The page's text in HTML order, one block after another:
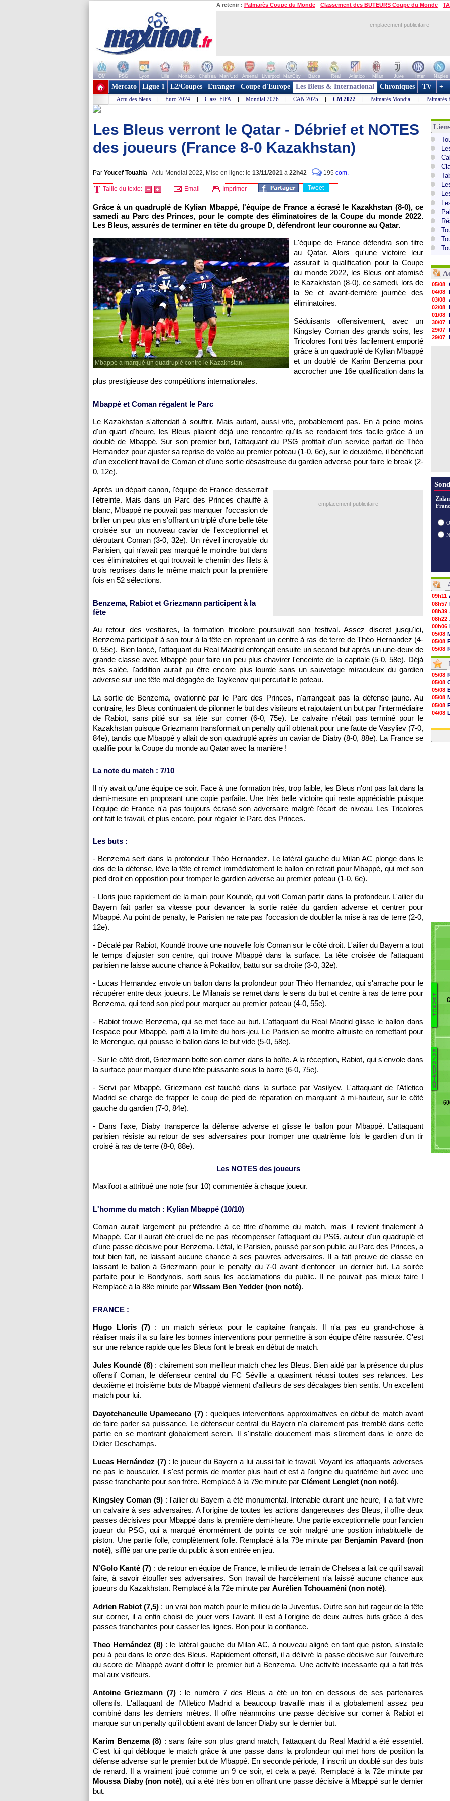
A retenir : Palmarès Coupe du Monde - Classement des BUTEURS Coupe du Monde -
emplacement publicitaire
OM PSG Lyon Lille Monaco Chelsea Man Utd Arsenal Liverpool ManCity Barca Real Atletico Milan Juve Inter Naples
+ de clubs
Mercato Ligue 1 L2/Coupes Etranger Coupe d'Europe Les Bleus & International Chroniques TV +
Actu des Bleus | Euro 2024 | Class. FIFA | Mondial 2026 | CAN 2025 | CM 2022 | Palmarès Mondial | Palmarès
Les Bleus verront le Qatar - Débrief et NOTES
des joueurs (France 8-0 Kazakhstan)
Par Youcef Touaitia -Actu Mondial 2022, Mise en ligne: le 13/11/2021 à 22h42 - 195 com.
Taille du texte: Email Imprimer Tweet
Grâce à un quadruplé de Kylian Mbappé, l'équipe de France a écrasé le Kazakhstan (8-0), ce
samedi au Parc des Princes, pour le compte des éliminatoires de la Coupe du monde 2022.
Les Bleus, assurés de terminer en tête du groupe D, défendront leur couronne au Qatar.
Mbappé a marqué un quadruplé contre le Kazakhstan.
L'équipe de France défendra son titre
au Qatar. Alors qu'une victoire leur
assurait la qualification pour la Coupe
du monde 2022, les Bleus ont atomisé
le Kazakhstan (8-0), ce samedi, lors de
la 9e et avant-dernière journée des
éliminatoires.
Séduisants offensivement, avec un
Kingsley Coman des grands soirs, les
Tricolores l'ont très facilement emporté
grâce à un quadruplé de Kylian Mbappé
et un doublé de Karim Benzema pour
accrocher une 16e qualification dans la
plus prestigieuse des compétitions internationales.
Mbappé et Coman régalent le Parc
Le Kazakhstan s'attendait à souffrir. Mais autant, aussi vite, probablement pas. En à peine moins
d'un quart d'heure, les Bleus pliaient déjà une rencontre qu'ils se rendaient très facile grâce à un
doublé de Mbappé. Sur son premier but, l'attaquant du PSG profitait d'un service parfait de Théo
Hernandez pour ajuster sa reprise de volée au premier poteau (1-0, 6e), sur le deuxième, il bénéficiait
d'un excellent travail de Coman et d'une sortie désastreuse du gardien adverse pour faire le break (2-
0, 12e).
emplacement publicitaire
Après un départ canon, l'équipe de France desserrait
l'étreinte. Mais dans un Parc des Princes chauffé à
blanc, Mbappé ne pouvait pas manquer l'occasion de
briller un peu plus en s'offrant un triplé d'une belle tête
croisée sur un nouveau caviar de l'exceptionnel et
déroutant Coman (3-0, 32e). Un réveil incroyable du
Parisien, qui n'avait pas marqué le moindre but dans
ces éliminatoires et qui trouvait le chemin des filets à
trois reprises dans le même match pour la première
fois en 52 sélections.
Benzema, Rabiot et Griezmann participent à la
fête
Au retour des vestiaires, la formation tricolore poursuivait son festival. Assez discret jusqu'ici,
Benzema participait à son tour à la fête en reprenant un centre à ras de terre de Théo Hernandez (4-
0, 55e). Bien lancé, l'attaquant du Real Madrid enfonçait ensuite un second but après un une-deux de
grande classe avec Mbappé pour faire un peu plus chavirer l'enceinte de la capitale (5-0, 58e). Déjà
très salée, l'addition aurait pu être encore plus lourde sans un sauvetage miraculeux du gardien
adverse sur une tête mal dégagée de Taykenov qui percutait le poteau.
La sortie de Benzema, ovationné par le Parc des Princes, n'arrangeait pas la défense jaune. Au
contraire, les Bleus continuaient de pilonner le but des visiteurs et rajoutaient un but par l'intermédiaire
de Rabiot, sans pitié sur sa tête sur corner (6-0, 75e). Le calvaire n'était pas terminé pour le
Kazakhstan puisque Griezmann transformait un penalty qu'il obtenait pour une faute de Vasyliev (7-0,
84e), tandis que Mbappé y allait de son quadruplé après un caviar de Diaby (8-0, 88e). La France se
qualifie pour la Coupe du monde au Qatar avec la manière !
La note du match : 7/10
Il n'y avait qu'une équipe ce soir. Face à une formation très, trop faible, les Bleus n'ont pas fait dans la
demi-mesure en proposant une copie parfaite. Une très belle victoire qui reste appréciable puisque
l'équipe de France n'a pas toujours écrasé son adversaire malgré l'écart de niveau. Les Tricolores
ont fait le travail, et plus encore, pour régaler le Parc des Princes.
Les buts :
- Benzema sert dans la profondeur Théo Hernandez. Le latéral gauche du Milan AC plonge dans le
dos de la défense, lève la tête et remet immédiatement le ballon en retrait pour Mbappé, qui met son
pied droit en opposition pour tromper le gardien adverse au premier poteau (1-0, 6e).
- Lloris joue rapidement de la main pour Koundé, qui voit Coman partir dans la profondeur. L'ailier du
Bayern fait parler sa vitesse pour devancer la sortie ratée du gardien adverse et centrer pour
Mbappé. Au point de penalty, le Parisien ne rate pas l'occasion de doubler la mise à ras de terre (2-0,
12e).
- Décalé par Rabiot, Koundé trouve une nouvelle fois Coman sur le côté droit. L'ailier du Bayern a tout
le temps d'ajuster son centre, qui trouve Mbappé dans la surface. La tête croisée de l'attaquant
parisien ne laisse aucune chance à Pokatilov, battu sur sa droite (3-0, 32e).
- Lucas Hernandez envoie un ballon dans la profondeur pour Théo Hernandez, qui s'arrache pour le
récupérer entre deux joueurs. Le Milanais se remet dans le sens du but et centre à ras de terre pour
Benzema, qui tend son pied pour marquer au premier poteau (4-0, 55e).
- Rabiot trouve Benzema, qui se met face au but. L'attaquant du Real Madrid glisse le ballon dans
l'espace pour Mbappé, parti à la limite du hors-jeu. Le Parisien se montre altruiste en remettant pour
le Merengue, qui pousse le ballon dans le but vide (5-0, 58e).
- Sur le côté droit, Griezmann botte son corner dans la boîte. A la réception, Rabiot, qui s'envole dans
la surface pour marquer d'une tête puissante sous la barre (6-0, 75e).
- Servi par Mbappé, Griezmann est fauché dans la surface par Vasilyev. L'attaquant de l'Atletico
Madrid se charge de frapper le coup de pied de réparation en marquant à mi-hauteur, sur le côté
gauche du gardien (7-0, 84e).
- Dans l'axe, Diaby transperce la défense adverse et glisse le ballon pour Mbappé. L'attaquant
parisien résiste au retour de ses adversaires pour tromper une quatrième fois le gardien d'un tir
croisé à ras de terre (8-0, 88e).
Les NOTES des joueurs
Maxifoot a attribué une note (sur 10) commentée à chaque joueur.
L'homme du match : Kylian Mbappé (10/10)
Coman aurait largement pu prétendre à ce titre d'homme du match, mais il revient finalement à
Mbappé. Car il aurait été cruel de ne pas récompenser l'attaquant du PSG, auteur d'un quadruplé et
d'une passe décisive pour Benzema. Létal, le Parisien, poussé par son public au Parc des Princes, a
tout bien fait, ne laissant aucune chance à ses pauvres adversaires. Il a fait preuve de classe en
laissant le ballon à Griezmann pour le penalty du 7-0 avant d'enfoncer un dernier but. La soirée
parfaite pour le Bondynois, sorti sous les acclamations du public. Il ne pouvait pas mieux faire !
Remplacé à la 88e minute par WIssam Ben Yedder (non noté).
FRANCE :
Hugo Lloris (7): un match sérieux pour le capitaine français. Il n'a pas eu grand-chose à
réaliser mais il a su faire les bonnes interventions pour permettre à son équipe d'être rassurée. C'est
sur une relance rapide que les Bleus font le break en début de match.
Jules Koundé (8): clairement son meilleur match chez les Bleus. Bien aidé par la présence du plus
offensif Coman, le défenseur central du FC Séville a quasiment réussi toutes ses relances. Les
deuxième et troisième buts de Mbappé viennent d'ailleurs de ses décalages bien sentis. Un excellent
match pour lui.
Dayotchanculle Upamecano (7): quelques interventions approximatives en début de match avant
de faire parler sa puissance. Le défenseur central du Bayern n'a clairement pas tremblé dans cette
partie en se montrant globalement serein. Il s'installe doucement mais sûrement dans le onze de
Didier Deschamps.
Lucas Hernández (7): le joueur du Bayern a lui aussi fait le travail. Voyant les attaquants adverses
ne pas le bousculer, il s'est permis de monter plus haut et est à l'origine du quatrième but avec une
passe tranchante pour son frère. Remplacé à la 79e minute par Clément Lenglet (non noté).
Kingsley Coman (9): l'ailier du Bayern a été monumental. Intenable durant une heure, il a fait vivre
un calvaire à ses adversaires. A l'origine de toutes les actions dangereuses des Bleus, il offre deux
passes décisives pour Mbappé dans la première demi-heure. Une partie exceptionnelle pour l'ancien
joueur du PSG, qui a marqué énormément de points ce soir malgré une position inhabituelle de
piston. Une partie folle, complètement folle. Remplacé à la 79e minute par Benjamin Pavard (non
noté), sifflé par une partie du public à son entrée en jeu.
N'Golo Kanté (7) : de retour en équipe de France, le milieu de terrain de Chelsea a fait ce qu'il savait
faire, à savoir étouffer ses adversaires. Son travail de harcèlement n'a laissé aucune chance aux
joueurs du Kazakhstan. Remplacé à la 72e minute par Aurélien Tchouaméni (non noté).
Adrien Rabiot (7,5) : un vrai bon match pour le milieu de la Juventus. Outre son but rageur de la tête
sur corner, il a enfin choisi de jouer vers l'avant. Il est à l'origine de deux autres buts grâce à des
passes tranchantes pour casser les lignes. Bon pour la confiance.
Theo Hernández (8) : le latéral gauche du Milan AC, à nouveau aligné en tant que piston, s'installe
peu à peu dans le onze des Bleus. Rapidement offensif, il a délivré la passe décisive sur l'ouverture
du score de Mbappé avant d'offrir le premier but à Benzema. Une activité incessante qui a fait très
mal aux visiteurs.
Antoine Griezmann (7): le numéro 7 des Bleus a été un ton en dessous de ses partenaires
offensifs. L'attaquant de l'Atletico Madrid a beaucoup travaillé mais il a globalement assez peu
combiné dans les derniers mètres. Il offre néanmoins une passe décisive sur corner à Rabiot et
marque sur un penalty qu'il obtient avant de lancer Diaby sur le dernier but.
Karim Benzema (8) : sans faire son plus grand match, l'attaquant du Real Madrid a été essentiel.
C'est lui qui débloque le match grâce à une passe dans la profondeur qui met hors de position la
défense adverse sur le premier but de Mbappé. En seconde période, il inscrit un doublé sur des buts
de renard. Il a vraiment joué comme un 9 ce soir, et cela a payé. Remplacé à la 72e minute par
Moussa Diaby (non noté), qui a été très bon en offrant une passe décisive à Mbappé sur le dernier
but.
05/08
04/08
03/08
02/08
01/08
30/07
29/07
29/07
09h11
08h57
08h39
08h22
00h06
05/08
05/08
05/08
05/08
05/08
05/08
05/08
05/08
05/08
05/08
05/08
05/08
05/08
05/08
05/08
05/08
05/08
05/08
04/08
04/08
F
R
A
N
C
E
K
A
Z
A
K
H
S
T
A
N